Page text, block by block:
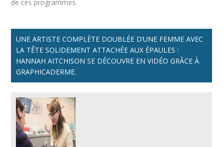
de ces programmes.
UNE ARTISTE COMPLÈTE DOUBLÉE D’UNE FEMME AVEC
LA TÊTE SOLIDEMENT ATTACHÉE AUX ÉPAULES :
HANNAH AITCHISON SE DÉCOUVRE EN VIDÉO GRÂCE À
GRAPHICADERME.